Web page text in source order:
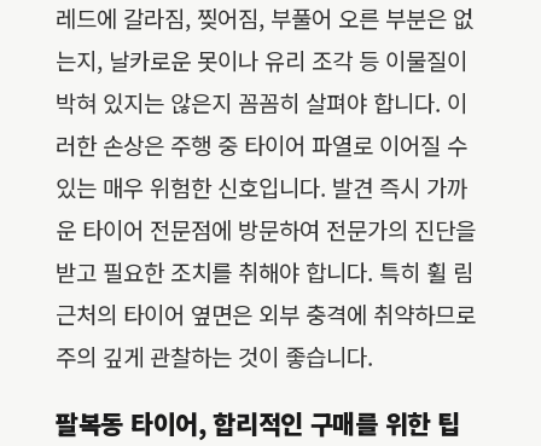
레드에 갈라짐, 찢어짐, 부풀어 오른 부분은 없
는지, 날카로운 못이나 유리 조각 등 이물질이
박혀 있지는 않은지 꼼꼼히 살펴야 합니다. 이
러한 손상은 주행 중 타이어 파열로 이어질 수
있는 매우 위험한 신호입니다. 발견 즉시 가까
운 타이어 전문점에 방문하여 전문가의 진단을
받고 필요한 조치를 취해야 합니다. 특히 휠 림
근처의 타이어 옆면은 외부 충격에 취약하므로
주의 깊게 관찰하는 것이 좋습니다.
팔복동 타이어, 합리적인 구매를 위한 팁